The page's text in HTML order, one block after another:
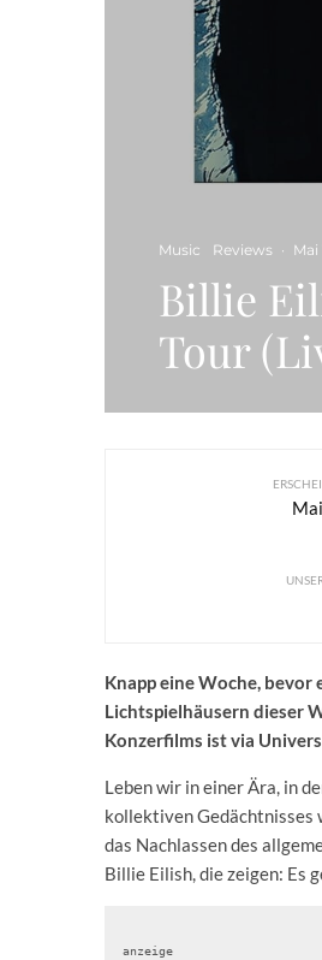
Music Reviews · Mai
Billie
Tour
Knapp eine Woche, bevor
Lichtspielhäusern dieser
Konzerfilms ist via
Leben wir in einer Ära, in
kollektiven Gedächtnisses
das Nachlassen des
Billie Eilish, die zeigen: Es
anzeige